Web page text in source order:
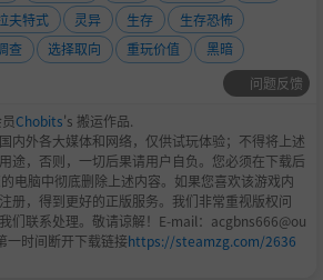
夫特式 灵异 生存
生存恐怖
查 选择取向 重玩价值
黑暗
问题反馈
Chobits's 搬运作品.
内外各大媒体和网络，仅供试玩体验；不得将上述
途，否则，一切后果请用户自负。您必须在下载后
电脑中彻底删除上述内容。如果您喜欢该游戏内
册，得到更好的正版服务。我们非常重视版权问
们联系处理。敬请谅解！E-mail：acgbns666@ou
时间断开下载链接https://steamzg.com/2636